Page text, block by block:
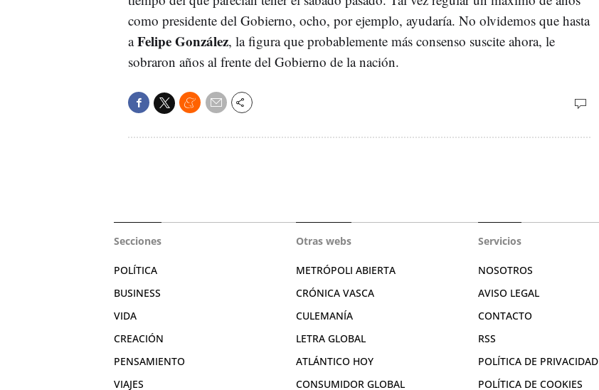
como presidente del Gobierno, ocho, por ejemplo, ayudaría. No olvidemos que hasta
aFelipe González, la figura que probablemente más consenso suscite ahora, le
sobraron años al frente del Gobierno de la nación.
Secciones
POLÍTICA
BUSINESS
VIDA
CREACIÓN
PENSAMIENTO
VIAJES
Otras webs
METRÓPOLI ABIERTA
CRÓNICA VASCA
CULEMANÍA
LETRA GLOBAL
ATLÁNTICO HOY
CONSUMIDOR GLOBAL
Servicios
NOSOTROS
AVISO LEGAL
CONTACTO
RSS
POLÍTICA DE PRIVACIDAD
POLÍTICA DE COOKIES